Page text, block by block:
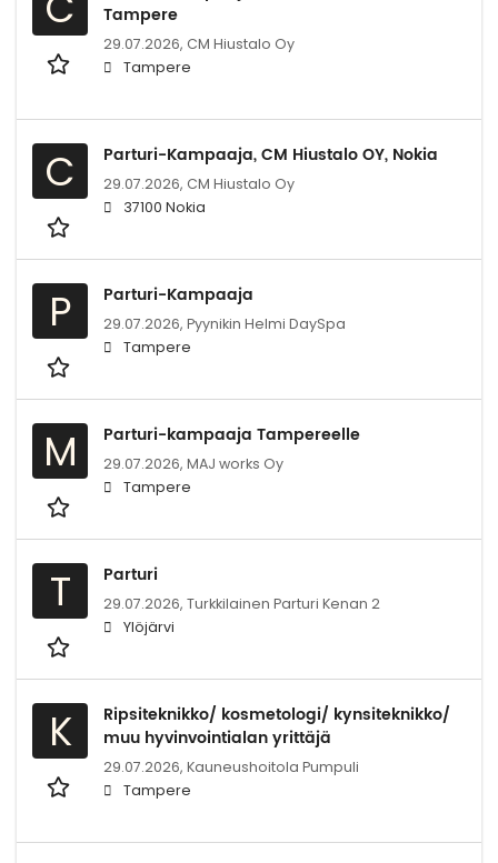
Tampere
29.07.2026, CM Hiustalo Oy
Tampere
C Parturi-Kampaaja, CM Hiustalo OY, Nokia
29.07.2026, CM Hiustalo Oy
37100 Nokia
P Parturi-Kampaaja
29.07.2026, Pyynikin Helmi DaySpa
Tampere
M Parturi-kampaaja Tampereelle
29.07.2026, MAJ works Oy
Tampere
T Parturi
29.07.2026, Turkkilainen Parturi Kenan 2
Ylöjärvi
K
Ripsiteknikko/ kosmetologi/ kynsiteknikko/
muu hyvinvointialan yrittäjä
29.07.2026, Kauneushoitola Pumpuli
Tampere